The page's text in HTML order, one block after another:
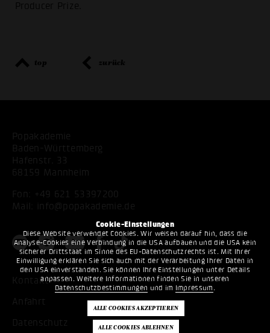
Cookie-Einstellungen
Diese Website verwendet Cookies. Wir weisen darauf hin, dass die
Analyse-Cookies eine Verbindung in die USA aufbauen und die USA kein
sicherer Drittstaat im Sinne des EU-Datenschutzrechts ist. Mit Ihrer
Einwilligung erklären Sie sich auch mit der Verarbeitung Ihrer Daten in
den USA einverstanden. Sie können Ihre Einstellungen unter Details
anpassen. Weitere Informationen finden Sie in unseren
Datenschutzbestimmungen und im Impressum .
Producer Prize.
top zurück
Popakademie
Baden-Württemberg
Hafenstr. 33
68159 Mannheim
Fon:
+49 621 53397200
Mail:
info@popakademie.de
Kontakt
Anfahrt
Datenschutz